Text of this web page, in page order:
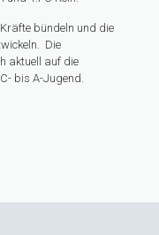
bündeln und die
Die
aktuell auf die
bis A-Jugend.